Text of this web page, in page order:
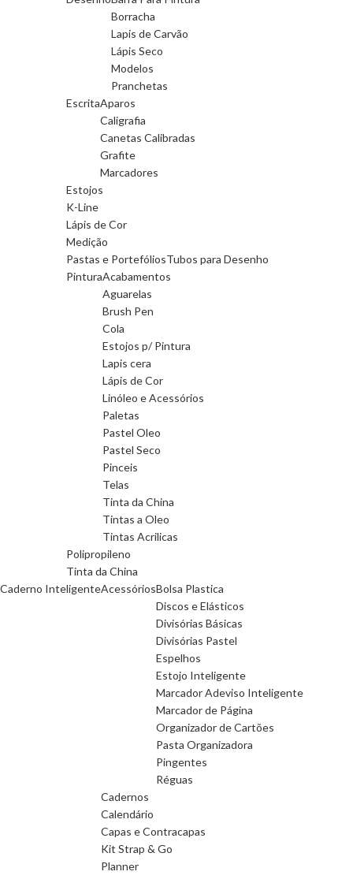
Borracha
Lapis de Carvão
Lápis Seco
Modelos
Pranchetas
EscritaAparos
Caligrafia
Canetas Calibradas
Grafite
Marcadores
Estojos
K-Line
Lápis de Cor
Medição
Pastas e PortefóliosTubos para Desenho
PinturaAcabamentos
Aguarelas
Brush Pen
Cola
Estojos p/ Pintura
Lapis cera
Lápis de Cor
Linóleo e Acessórios
Paletas
Pastel Oleo
Pastel Seco
Pinceis
Telas
Tinta da China
Tintas a Oleo
Tintas Acrilicas
Polipropileno
Tinta da China
Caderno InteligenteAcessóriosBolsa Plastica
Discos e Elásticos
Divisórias Básicas
Divisórias Pastel
Espelhos
Estojo Inteligente
Marcador Adeviso Inteligente
Marcador de Página
Organizador de Cartões
Pasta Organizadora
Pingentes
Réguas
Cadernos
Calendário
Capas e Contracapas
Kit Strap & Go
Planner